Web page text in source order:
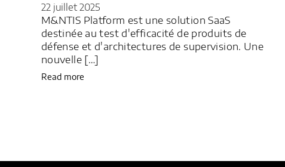
16 avril 2025
Amossys a effectué un audit pour Piter, éditeur
de solutions VMS. Découvrez le témoignage de
Simon Franger et Philippe Sarrazin.
Read more